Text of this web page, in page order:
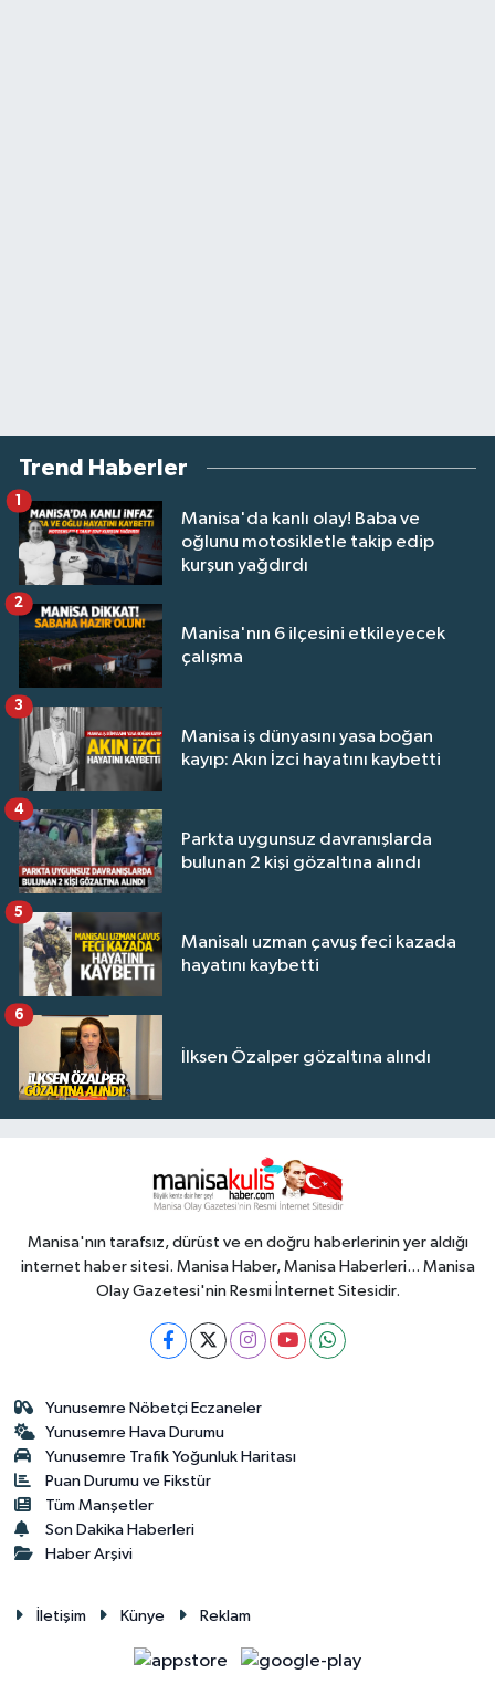
Trend Haberler
Manisa'da kanlı olay! Baba ve
oğlunu motosikletle takip edip
kurşun yağdırdı
1
Manisa'nın 6 ilçesini etkileyecek
çalışma
2
Manisa iş dünyasını yasa boğan
kayıp: Akın İzci hayatını kaybetti
3
Parkta uygunsuz davranışlarda
bulunan 2 kişi gözaltına alındı
4
Manisalı uzman çavuş feci kazada
hayatını kaybetti
5
İlksen Özalper gözaltına alındı
6
Manisa'nın tarafsız, dürüst ve en doğru haberlerinin yer aldığı
internet haber sitesi. Manisa Haber, Manisa Haberleri... Manisa
Olay Gazetesi'nin Resmi İnternet Sitesidir.
Yunusemre Nöbetçi Eczaneler
Yunusemre Hava Durumu
Yunusemre Trafik Yoğunluk Haritası
Puan Durumu ve Fikstür
Tüm Manşetler
Son Dakika Haberleri
Haber Arşivi
İletişim Künye Reklam